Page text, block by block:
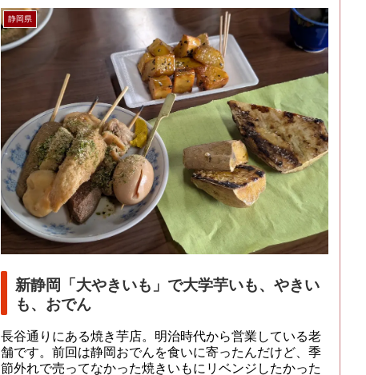
静岡県
新静岡「大やきいも」で大学芋いも、やきい
も、おでん
長谷通りにある焼き芋店。明治時代から営業している老
舗です。前回は静岡おでんを食いに寄ったんだけど、季
節外れで売ってなかった焼きいもにリベンジしたかった